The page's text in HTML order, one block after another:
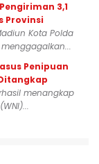
3,1
Provinsi
Kota Polda
Penipuan
menangkap